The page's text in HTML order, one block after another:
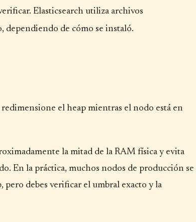
Elasticsearch utiliza archivos
dependiendo de cómo se instaló.
el heap mientras el nodo está en
la mitad de la RAM física y evita
En la práctica, muchos nodos de producción se
debes verificar el umbral exacto y la